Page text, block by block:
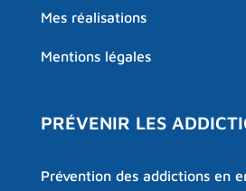
Mes réalisations
Mentions légales
PRÉVENIR LES
Prévention des addictions en